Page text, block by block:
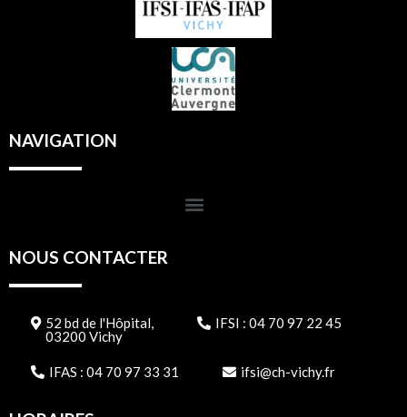
NAVIGATION
NOUS CONTACTER
52 bd de l'Hôpital,
03200 Vichy
IFSI : 04 70 97 22 45
IFAS : 04 70 97 33 31 ifsi@ch-vichy.fr